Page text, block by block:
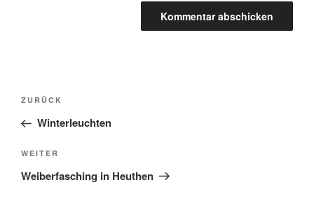
Beitragsnavigation
Vorheriger
Beitrag
ZURÜCK
Winterleuchten
Nächster
Beitrag
WEITER
Weiberfasching in Heuthen